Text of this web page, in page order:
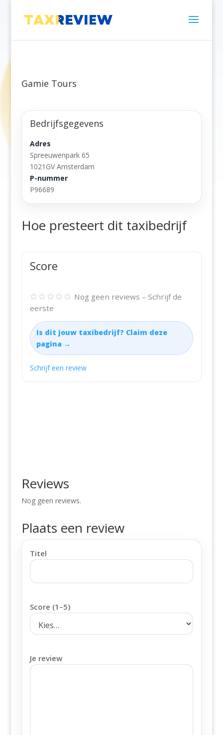
Gamie Tours
Bedrijfsgegevens
Adres
Spreeuwenpark 65
1021GV Amsterdam
P-nummer
P96689
Hoe presteert dit taxibedrijf
Score
✩✩✩✩✩ Nog geen reviews – Schrijf de
eerste
Is dit jouw taxibedrijf? Claim deze
pagina →
Schrijf een review
Reviews
Nog geen reviews.
Plaats een review
Titel
Score (1–5)
Je review